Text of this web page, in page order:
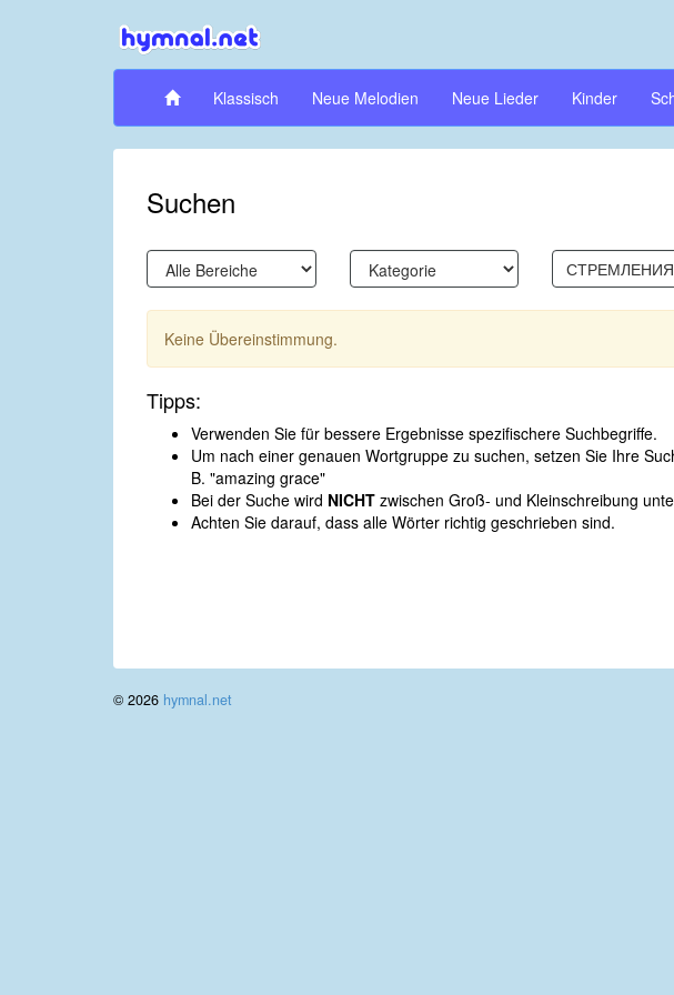
Klassisch Neue Melodien Neue Lieder Kinder
Suchen
Keine Übereinstimmung.
Tipps:
Verwenden Sie für bessere Ergebnisse spezifischere Suchbegriffe.
Um nach einer genauen Wortgruppe zu suchen, setzen Sie Ihre
B. "amazing grace"
Bei der Suche wird NICHT zwischen Groß- und Kleinschreibung
Achten Sie darauf, dass alle Wörter richtig geschrieben sind.
© 2026 hymnal.net